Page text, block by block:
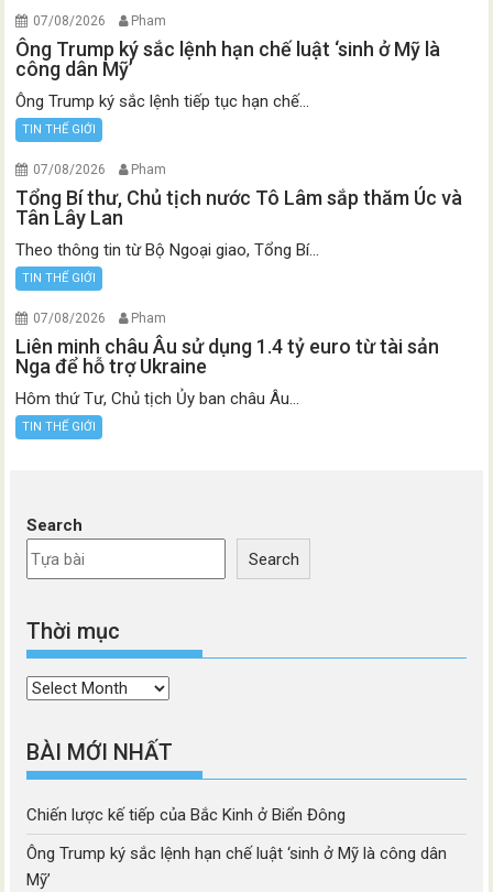
07/08/2026 Pham
Ông Trump ký sắc lệnh hạn chế luật ‘sinh ở Mỹ là
công dân Mỹ’
Ông Trump ký sắc lệnh tiếp tục hạn chế...
TIN THẾ GIỚI
07/08/2026 Pham
Tổng Bí thư, Chủ tịch nước Tô Lâm sắp thăm Úc và
Tân Lây Lan
Theo thông tin từ Bộ Ngoại giao, Tổng Bí...
TIN THẾ GIỚI
07/08/2026 Pham
Liên minh châu Âu sử dụng 1.4 tỷ euro từ tài sản
Nga để hỗ trợ Ukraine
Hôm thứ Tư, Chủ tịch Ủy ban châu Âu...
TIN THẾ GIỚI
Search
Search
Thời mục
Thời
BÀI MỚI NHẤT
Chiến lược kế tiếp của Bắc Kinh ở Biển Đông
Ông Trump ký sắc lệnh hạn chế luật ‘sinh ở Mỹ là công dân
Mỹ’